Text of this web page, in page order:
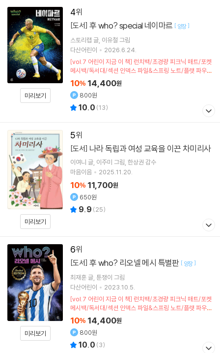
4
미리보기
[도서] 후 who? special 네이마르 [ 양장]
스토리랩 글 이유철 그림
다산어린이
2026.6.24.
[vol.7 어린이 지금 이 책] 런치백/초경량 피크닉 매트/포켓
메시백/독서대/섹션 인덱스 파일&스프링 노트/플랫 파우치
(포인트차감)
10% 14,400원
800원
10.0 (13)
5
미리보기
[도서] 나라 독립과 여성 교육을 이끈 차미리사
이여니 글 이주미 그림 한상권 감수
마음이음
2025.11.20.
10% 11,700원
650원
9.9 (25)
6
미리보기
[도서] 후 who? 리오넬 메시 특별판 [ 양장]
최재훈글 툰쟁이 그림
다산어린이
2023.10.5.
[vol.7 어린이 지금 이 책] 런치백/초경량 피크닉 매트/포켓
메시백/독서대/섹션 인덱스 파일&스프링 노트/플랫 파우치
(포인트차감)
10% 14,400원
800원
10.0 (3)